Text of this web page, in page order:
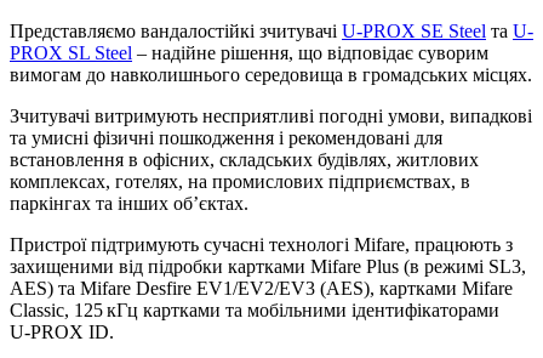
Представляємо вандалостійкі зчитувачі U-PROX SE Steel та U-
PROX SL Steel – надійне рішення, що відповідає суворим
вимогам до навколишнього середовища в громадських місцях.
Зчитувачі витримують несприятливі погодні умови, випадкові
та умисні фізичні пошкодження і рекомендовані для
встановлення в офісних, складських будівлях, житлових
комплексах, готелях, на промислових підприємствах, в
паркінгах та інших об’єктах.
Пристрої підтримують сучасні технологі Mifare, працюють з
захищеними від підробки картками Mifare Plus (в режимі SL3,
AES) та Mifare Desfire EV1/EV2/EV3 (AES), картками Mifare
Classic, 125 кГц картками та мобільними ідентифікаторами
U‑PROX ID.